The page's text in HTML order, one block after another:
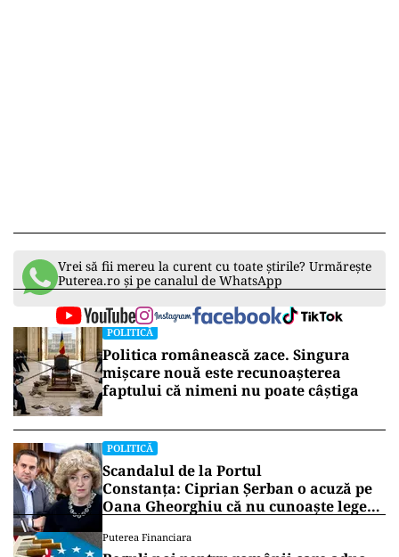
Vrei să fii mereu la curent cu toate știrile? Urmărește
Puterea.ro și pe canalul de WhatsApp
POLITICĂ
Politica românească zace. Singura
mișcare nouă este recunoașterea
faptului că nimeni nu poate câștiga
POLITICĂ
Scandalul de la Portul
Constanța: Ciprian Șerban o acuză pe
Oana Gheorghiu că nu cunoaște legea
Puterea Financiara